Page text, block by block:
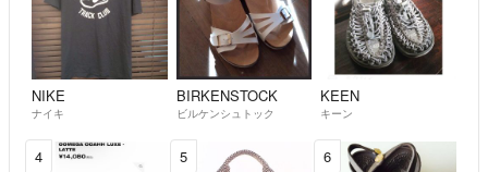
NIKE
ナイキ
BIRKENSTOCK
ビルケンシュトック
KEEN
キーン
4 5 6